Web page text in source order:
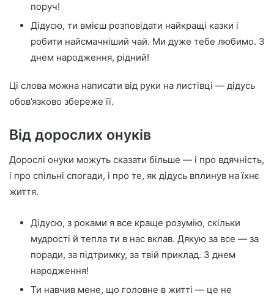
поруч!
Дідусю, ти вмієш розповідати найкращі казки і
робити найсмачніший чай. Ми дуже тебе любимо. З
днем народження, рідний!
Ці слова можна написати від руки на листівці — дідусь
обов’язково збереже її.
Від дорослих онуків
Дорослі онуки можуть сказати більше — і про вдячність,
і про спільні спогади, і про те, як дідусь вплинув на їхнє
життя.
Дідусю, з роками я все краще розумію, скільки
мудрості й тепла ти в нас вклав. Дякую за все — за
поради, за підтримку, за твій приклад. З днем
народження!
Ти навчив мене, що головне в житті — це не